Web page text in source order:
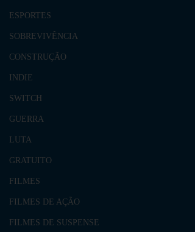
ESPORTES
SOBREVIVÊNCIA
CONSTRUÇÃO
INDIE
SWITCH
GUERRA
LUTA
GRATUITO
FILMES
FILMES DE AÇÃO
FILMES DE SUSPENSE